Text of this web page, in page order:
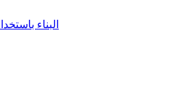
البناء